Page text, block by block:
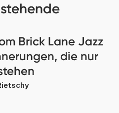
Brick Lane Jazz
die nur